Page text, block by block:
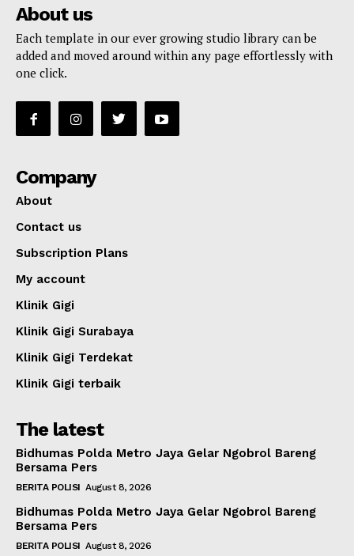
About us
Each template in our ever growing studio library can be
added and moved around within any page effortlessly with
one click.
Company
About
Contact us
Subscription Plans
My account
Klinik Gigi
Klinik Gigi Surabaya
Klinik Gigi Terdekat
Klinik Gigi terbaik
The latest
Bidhumas Polda Metro Jaya Gelar Ngobrol Bareng
Bersama Pers
BERITA POLISI August 8, 2026
Bidhumas Polda Metro Jaya Gelar Ngobrol Bareng
Bersama Pers
BERITA POLISI August 8, 2026